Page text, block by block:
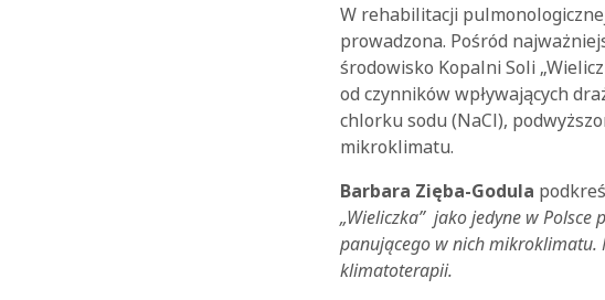
W rehabilitacji
prowadzona. Pośród
środowisko Kopalni Soli
od czynników wpływających
chlorku sodu (NaCl),
mikroklimatu.
Barbara Zięba-Godula
„Wieliczka” jako jedyne w
panującego w nich
klimatoterapii.